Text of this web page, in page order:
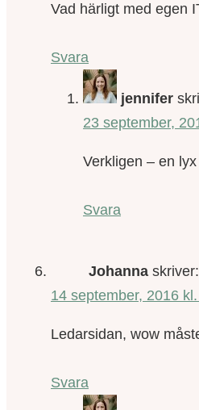
Vad härligt med egen
Svara
jennifer
23 september,
Verkligen – en lyx
Svara
Johanna skriver:
14 september, 2016
Ledarsidan, wow
Svara